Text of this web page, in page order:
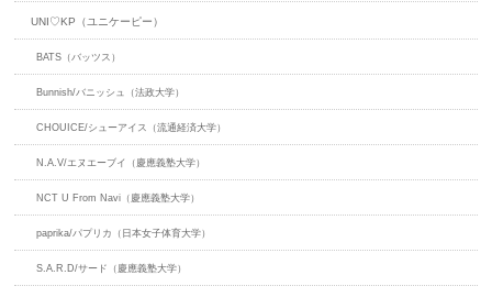
UNI♡KP（ユニケーピー）
BATS（バッツス）
Bunnish/バニッシュ（法政大学）
CHOUICE/シューアイス（流通経済大学）
N.A.V/エヌエーブイ（慶應義塾大学）
NCT U From Navi（慶應義塾大学）
paprika/パプリカ（日本女子体育大学）
S.A.R.D/サード（慶應義塾大学）